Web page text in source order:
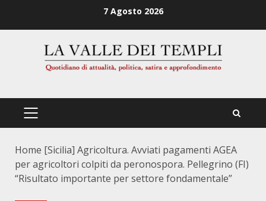
7 Agosto 2026
PRIMÄRES
Home [Sicilia] Agricoltura. Avviati pagamenti AGEA
per agricoltori colpiti da peronospora. Pellegrino (FI)
“Risultato importante per settore fondamentale”